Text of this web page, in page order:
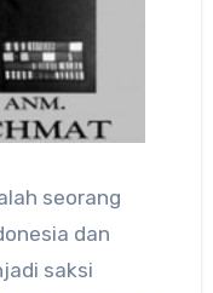
seorang
dan
saksi